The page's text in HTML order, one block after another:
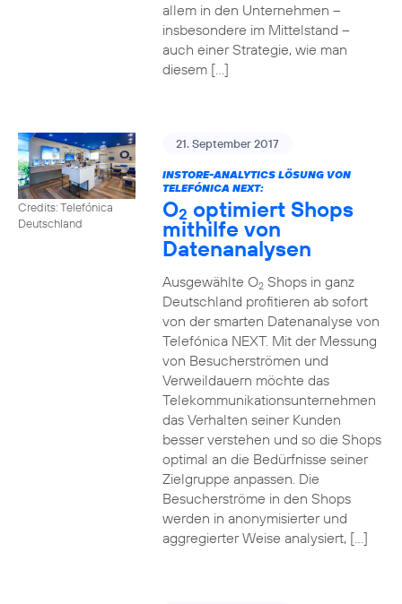
allem in den Unternehmen –
insbesondere im Mittelstand –
auch einer Strategie, wie man
diesem […]
Credits: Telefónica
Deutschland
21. September 2017
INSTORE-ANALYTICS LÖSUNG VON
TELEFÓNICA NEXT:
O2 optimiert Shops
mithilfe von
Datenanalysen
Ausgewählte O2Shops in ganz
Deutschland profitieren ab sofort
von der smarten Datenanalyse von
Telefónica NEXT. Mit der Messung
von Besucherströmen und
Verweildauern möchte das
Telekommunikationsunternehmen
das Verhalten seiner Kunden
besser verstehen und so die Shops
optimal an die Bedürfnisse seiner
Zielgruppe anpassen. Die
Besucherströme in den Shops
werden in anonymisierter und
aggregierter Weise analysiert, […]